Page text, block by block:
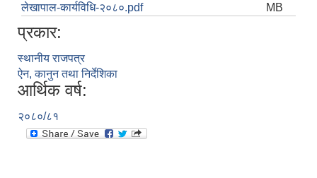
लेखापाल-कार्यविधि-२०८०.pdf
MB
प्रकार:
स्थानीय राजपत्र
ऐन, कानुन तथा निर्देशिका
आर्थिक वर्ष:
२०८०/८१